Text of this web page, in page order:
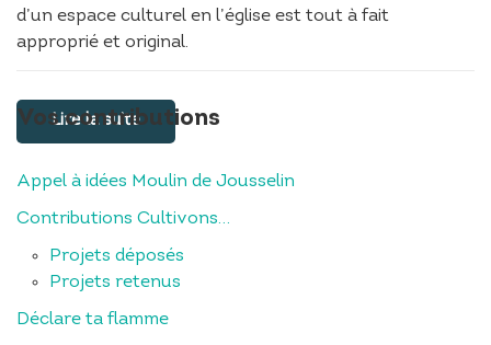
d’un espace culturel en l’église est tout à fait
approprié et original.
Lire la suite
Vos contributions
Appel à idées Moulin de Jousselin
Contributions Cultivons…
Projets déposés
Projets retenus
Déclare ta flamme